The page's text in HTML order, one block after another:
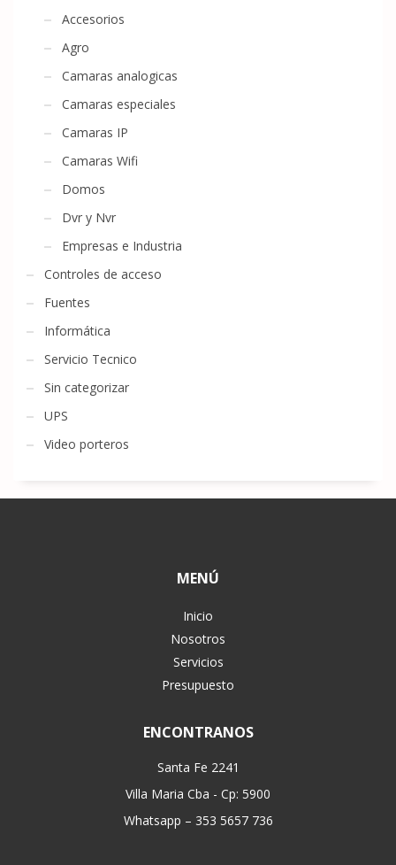
Accesorios
Agro
Camaras analogicas
Camaras especiales
Camaras IP
Camaras Wifi
Domos
Dvr y Nvr
Empresas e Industria
Controles de acceso
Fuentes
Informática
Servicio Tecnico
Sin categorizar
UPS
Video porteros
MENÚ
Inicio
Nosotros
Servicios
Presupuesto
ENCONTRANOS
Santa Fe 2241
Villa Maria Cba - Cp: 5900
Whatsapp – 353 5657 736